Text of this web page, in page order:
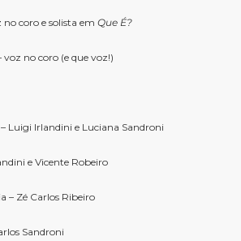
no coro e solista em Que É?
voz no coro (e que voz!)
Luigi Irlandini e Luciana Sandroni
e Vicente Robeiro
– Zé Carlos Ribeiro
Sandroni